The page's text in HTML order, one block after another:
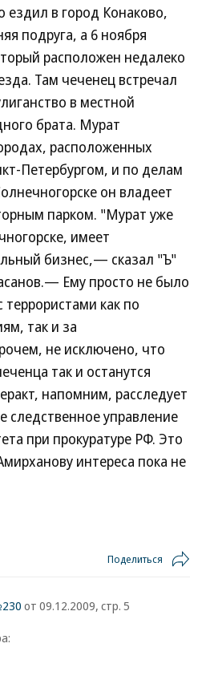
ездил в город Конаково,
подруга, а 6 ноября
расположен недалеко
Там чеченец встречал
в местной
брата. Мурат
расположенных
Петербургом, и по делам
он владеет
парком. "Мурат уже
имеет
бизнес,— сказал "Ъ"
Ему просто не было
террористами как по
так и за
не исключено, что
так и останутся
напомним, расследует
следственное управление
при прокуратуре РФ. Это
интереса пока не
Поделиться
от 09.12.2009, стр. 5